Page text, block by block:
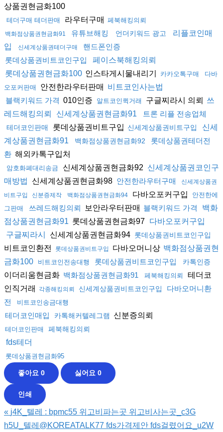
상품권현금화100
테더구매 테더판매 라우터구매 페북해킹의뢰
백화점상품권현금화91 유튜브해킹 언더키워드 광고
리플코인매
입
신세계상품권테더구매
핸드폰인증
롯데상품권비트코인구입
페이스북해킹의뢰
롯데상품권현금화100 인스타게시물내리기 카카오톡구매
다바
오포커판매
안전한라우터판매
비트코인사는법
블랙키워드 가격 010인증 알트코인퀵거래 구글찌라시 의뢰
쓰
레드해킹의뢰
신세계상품권현금화91 트론 리플 전송업체
테더코인판매 롯데상품권비트구입 신세계상품권비트구입
신세
계상품권현금화91
백화점상품권현금화92
롯데상품권테더전
환 해외카톡구입처
암호화폐대리송금 신세계상품권현금화92 신세계상품권코인구
매방법
신세계상품권현금화98 안전한라우터구매
신세계상품권
비트구입
신분증제작 백화점상품권현금화94 다바오포커구입
안전한에
그판매
쓰레드해킹의뢰 보안라우터판매 블랙키워드 가격
백화
점상품권현금화91 롯데상품권현금화97 다바오포커구입
구글찌라시
신세계상품권현금화94 롯데상품권비트코인구입
비트코인환전 롯데상품권비트구입 다바오머니상 백화점상품권현
금화100
비트코인전송대행 롯데상품권비트코인구입 카톡인증
이더리움현금화 백화점상품권현금화91 페북해킹의뢰
테더코
인직거래
각종해킹의뢰 신세계상품권비트코인구입
다바오머니환
전
비트코인송금대행
테더코인매입 카톡해커텔레그램 신분증의뢰
테더코인판매 페북해킹의뢰
fds테더
롯데상품권현금화95
좋아요 0 싫어요 0
인쇄
« j4K_텔레 : bpmc55 위고비파는곳 위고비사는곳_c3G
h5U_텔레@KOREATALK77 fds가격제안 fds걸렸어요_u2W